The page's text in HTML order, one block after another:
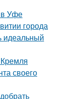
в Уфе
города
идеальный
своего